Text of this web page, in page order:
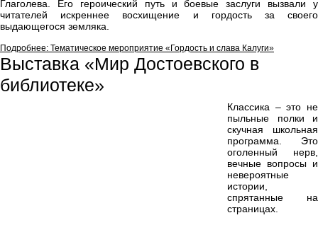
Глаголева. Его героический путь и боевые заслуги вызвали у
читателей искреннее восхищение и гордость за своего
выдающегося земляка.
Подробнее: Тематическое мероприятие «Гордость и слава Калуги»
Выставка «Мир Достоевского в
библиотеке»
Классика – это не
пыльные полки и
скучная школьная
программа. Это
оголенный нерв,
вечные вопросы и
невероятные
истории,
спрятанные на
страницах.